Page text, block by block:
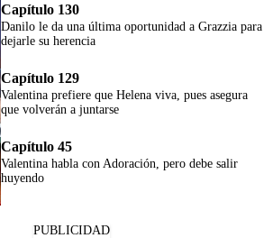
Capítulo 130
Danilo le da una última oportunidad a Grazzia para
dejarle su herencia
Capítulo 129
Valentina prefiere que Helena viva, pues asegura
que volverán a juntarse
Capítulo 45
Valentina habla con Adoración, pero debe salir
huyendo
PUBLICIDAD